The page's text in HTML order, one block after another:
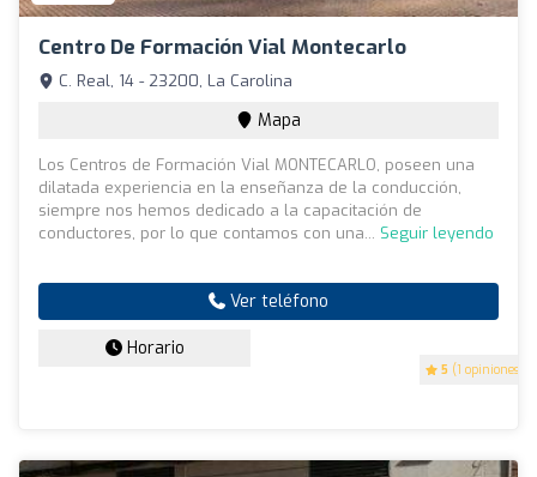
Centro De Formación Vial Montecarlo
5 (1 opiniones)
C. Real, 14 - 23200, La Carolina
Mapa
Los Centros de Formación Vial MONTECARLO, poseen una
dilatada experiencia en la enseñanza de la conducción,
siempre nos hemos dedicado a la capacitación de
conductores, por lo que contamos con una... Seguir leyendo
Ver teléfono
Horario